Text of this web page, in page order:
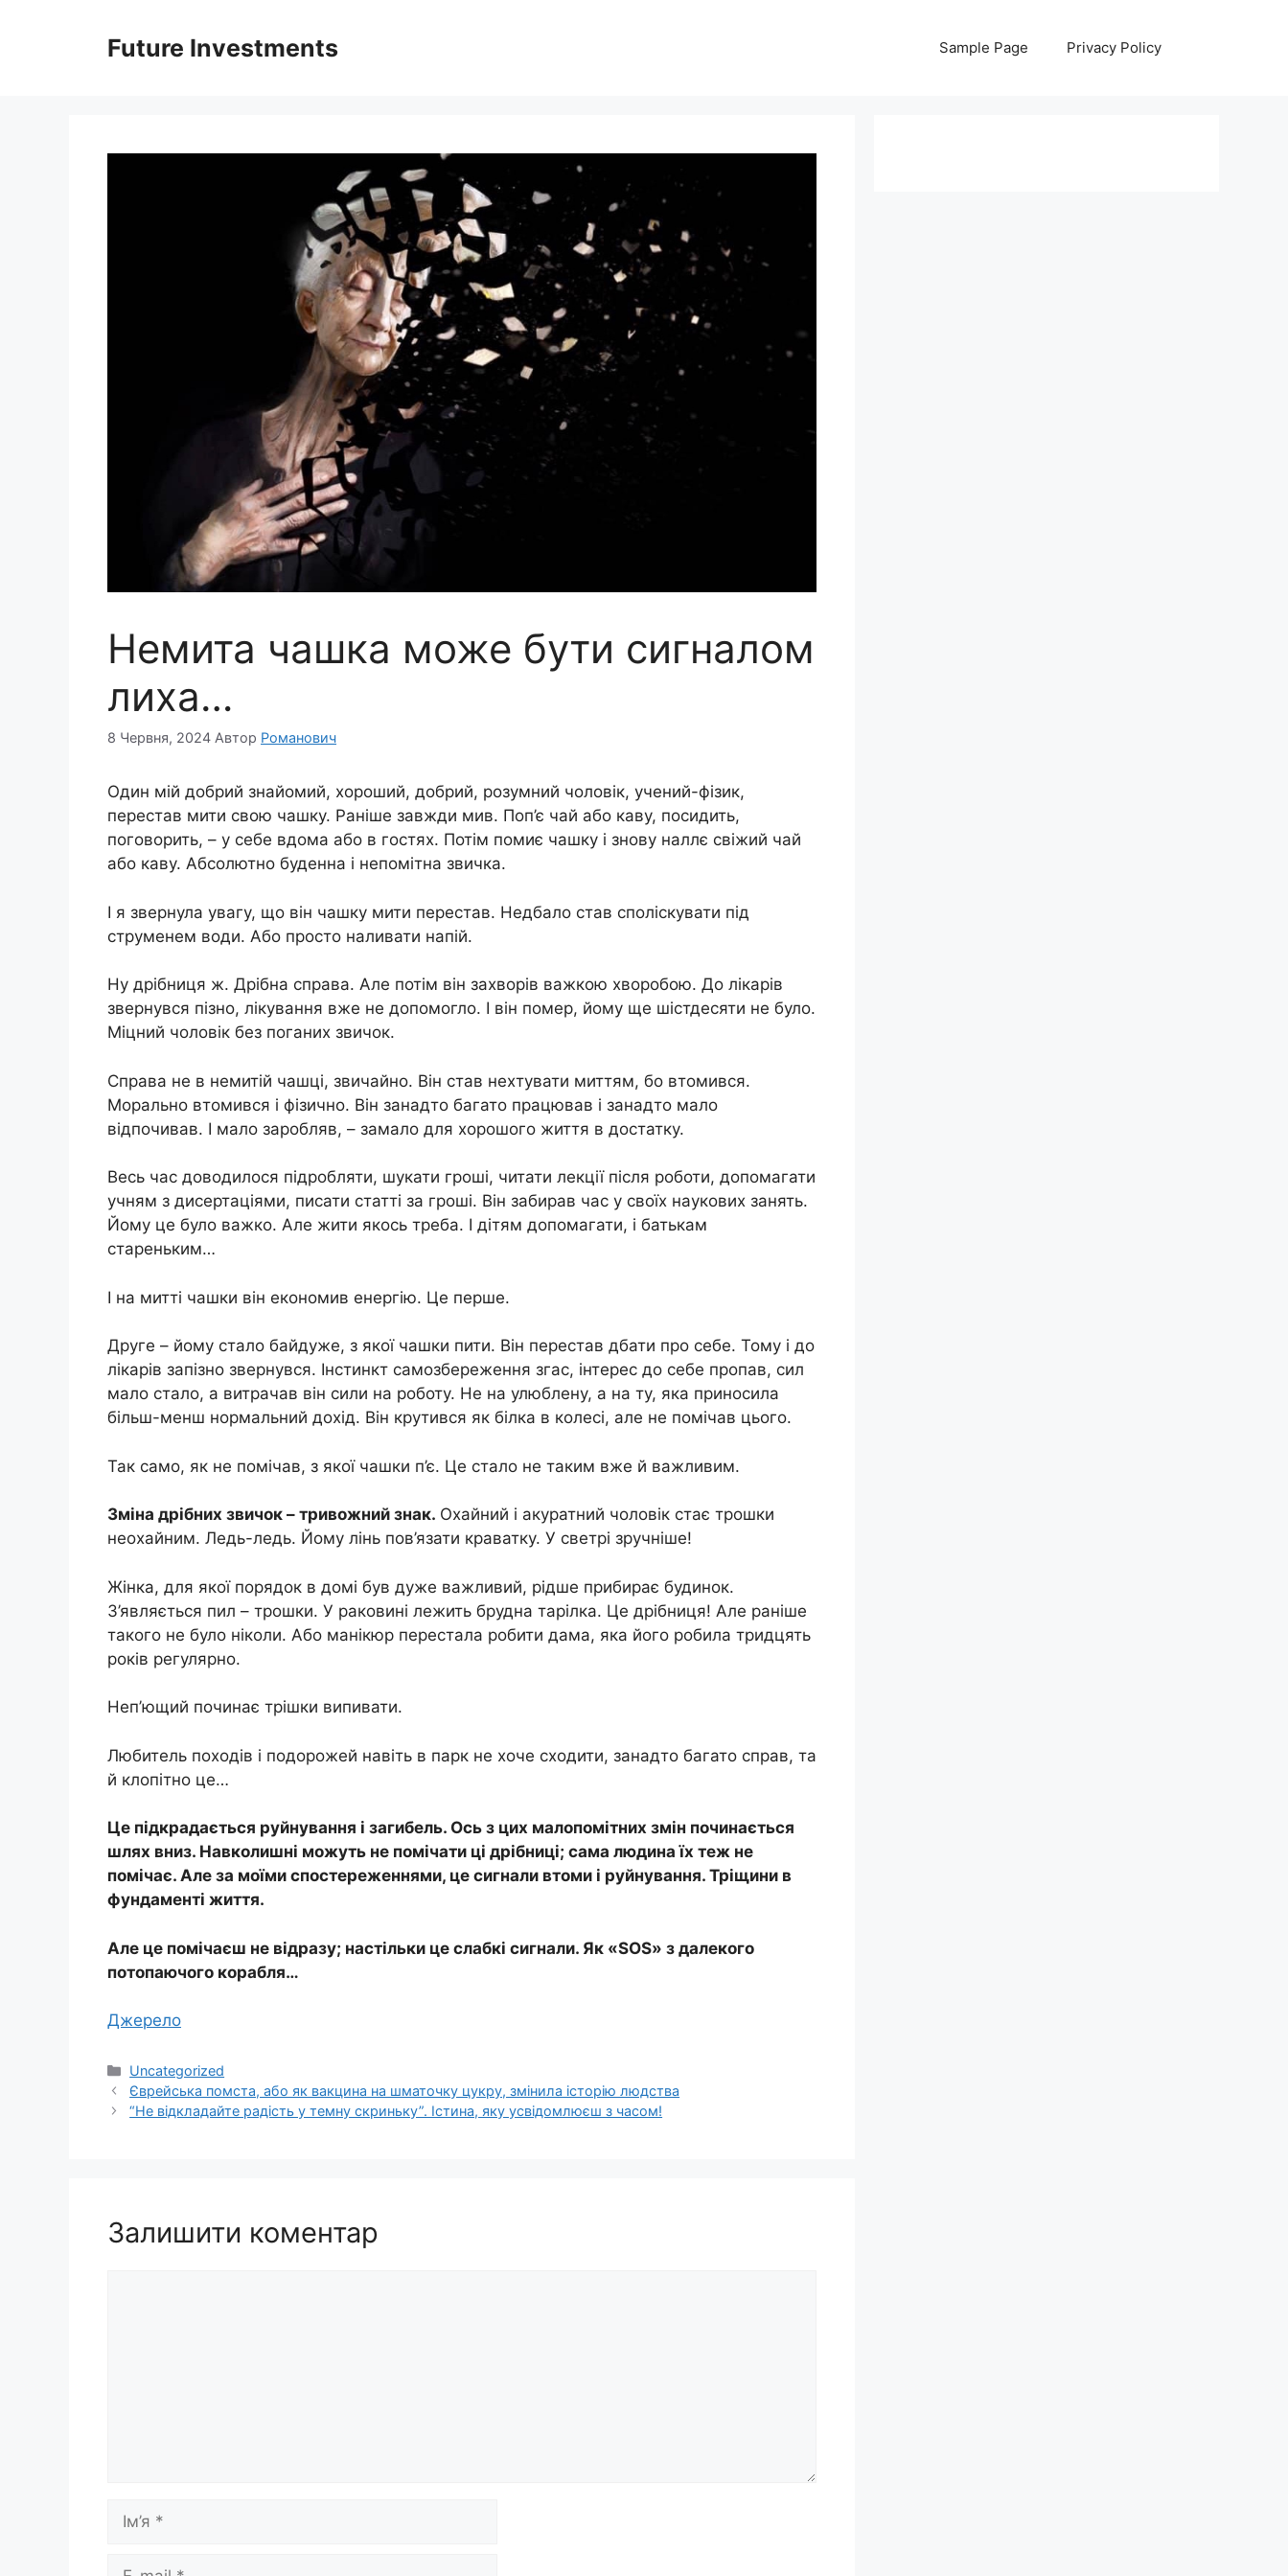
Future Investments Sample Page Privacy Policy
Немита чашка може бути сигналом
лиха…
8 Червня, 2024 Автор Романович
Один мій добрий знайомий, хороший, добрий, розумний чоловік, учений-фізик,
перестав мити свою чашку. Раніше завжди мив. Поп’є чай або каву, посидить,
поговорить, – у себе вдома або в гостях. Потім помиє чашку і знову наллє свіжий чай
або каву. Абсолютно буденна і непомітна звичка.
І я звернула увагу, що він чашку мити перестав. Недбало став споліскувати під
струменем води. Або просто наливати напій.
Ну дрібниця ж. Дрібна справа. Але потім він захворів важкою хворобою. До лікарів
звернувся пізно, лікування вже не допомогло. І він помер, йому ще шістдесяти не було.
Міцний чоловік без поганих звичок.
Справа не в немитій чашці, звичайно. Він став нехтувати миттям, бо втомився.
Морально втомився і фізично. Він занадто багато працював і занадто мало
відпочивав. І мало заробляв, – замало для хорошого життя в достатку.
Весь час доводилося підробляти, шукати гроші, читати лекції після роботи, допомагати
учням з дисертаціями, писати статті за гроші. Він забирав час у своїх наукових занять.
Йому це було важко. Але жити якось треба. І дітям допомагати, і батькам
стареньким…
І на митті чашки він економив енергію. Це перше.
Друге – йому стало байдуже, з якої чашки пити. Він перестав дбати про себе. Тому і до
лікарів запізно звернувся. Інстинкт самозбереження згас, інтерес до себе пропав, сил
мало стало, а витрачав він сили на роботу. Не на улюблену, а на ту, яка приносила
більш-менш нормальний дохід. Він крутився як білка в колесі, але не помічав цього.
Так само, як не помічав, з якої чашки п’є. Це стало не таким вже й важливим.
Зміна дрібних звичок – тривожний знак. Охайний і акуратний чоловік стає трошки
неохайним. Ледь-ледь. Йому лінь пов’язати краватку. У светрі зручніше!
Жінка, для якої порядок в домі був дуже важливий, рідше прибирає будинок.
З’являється пил – трошки. У раковині лежить брудна тарілка. Це дрібниця! Але раніше
такого не було ніколи. Або манікюр перестала робити дама, яка його робила тридцять
років регулярно.
Неп’ющий починає трішки випивати.
Любитель походів і подорожей навіть в парк не хоче сходити, занадто багато справ, та
й клопітно це…
Це підкрадається руйнування і загибель. Ось з цих малопомітних змін починається
шлях вниз. Навколишні можуть не помічати ці дрібниці; сама людина їх теж не
помічає. Але за моїми спостереженнями, це сигнали втоми і руйнування. Тріщини в
фундаменті життя.
Але це помічаєш не відразу; настільки це слабкі сигнали. Як «SOS» з далекого
потопаючого корабля…
Джерело
Категорії
Uncategorized
Єврейська помста, або як вакцина на шматочку цукру, змінила історію людства
“Не відкладайте радість у темну скриньку”. Істина, яку усвідомлюєш з часом!
Залишити коментар